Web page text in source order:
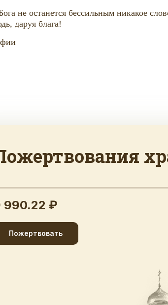
не останется бессильным никакое
даруя блага!
990.22 ₽
Пожертвовать